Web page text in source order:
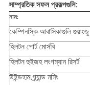
সাম্প্রতিক সফল প্রকল্পগুলি:
নাম:
কেম্পিনস্কি আবাসিকাগুলি গুয়াংজু
হিলটন পোর্ট মোর্সবি
হিলটন হুইজহ লংগম্যান রিসর্ট
উইন্ডহাম গ্র্যান্ড মমিং